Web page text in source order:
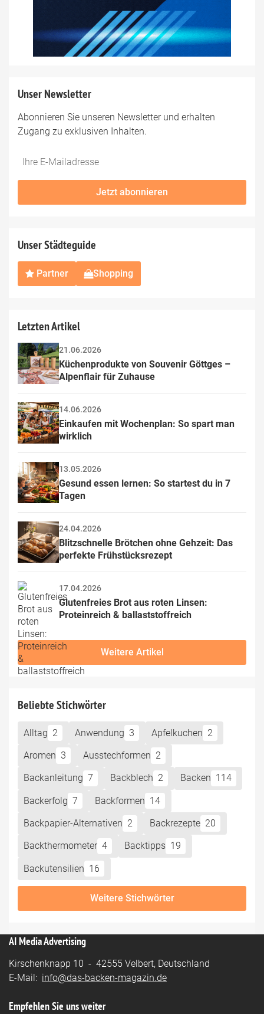
Unser Newsletter
Abonnieren Sie unseren Newsletter und erhalten
Zugang zu exklusiven Inhalten.
Do
*Ihre
Jetzt abonnieren
Unser Städteguide
Partner Shopping
Letzten Artikel
21.06.2026
Küchenprodukte von Souvenir Göttges –
Alpenflair für Zuhause
14.06.2026
Einkaufen mit Wochenplan: So spart man
wirklich
13.05.2026
Gesund essen lernen: So startest du in 7
Tagen
24.04.2026
Blitzschnelle Brötchen ohne Gehzeit: Das
perfekte Frühstücksrezept
17.04.2026
Glutenfreies Brot aus roten Linsen:
Proteinreich & ballaststoffreich
Weitere Artikel
Beliebte Stichwörter
Alltag 2 Anwendung 3 Apfelkuchen 2
Aromen 3 Ausstechformen 2
Backanleitung 7 Backblech 2 Backen 114
Backerfolg 7 Backformen 14
Backpapier-Alternativen 2 Backrezepte 20
Backthermometer 4 Backtipps 19
Backutensilien 16
Weitere Stichwörter
AI Media Advertising
Kirschenknapp 10 - 42555 Velbert, Deutschland
E-Mail: info@das-backen-magazin.de
Empfehlen Sie uns weiter